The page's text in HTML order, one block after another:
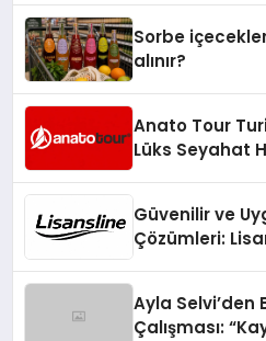
Sorbe
alınır?
Anato Tour
Lüks Seyahat
Güvenilir ve
Çözümleri:
Ayla Selvi’den
Çalışması: